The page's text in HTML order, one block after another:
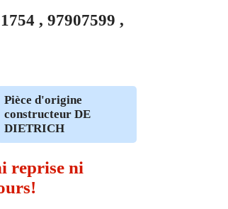
, 97907599 ,
Pièce d'origine
constructeur DE
DIETRICH
reprise ni